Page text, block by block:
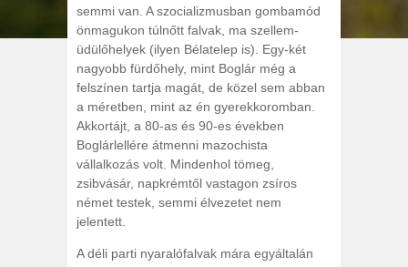
semmi van. A szocializmusban gombamód
önmagukon túlnőtt falvak, ma szellem-
üdülőhelyek (ilyen Bélatelep is). Egy-két
nagyobb fürdőhely, mint Boglár még a
felszínen tartja magát, de közel sem abban
a méretben, mint az én gyerekkoromban.
Akkortájt, a 80-as és 90-es években
Boglárlellére átmenni mazochista
vállalkozás volt. Mindenhol tömeg,
zsibvásár, napkrémtől vastagon zsíros
német testek, semmi élvezetet nem
jelentett.
A déli parti nyaralófalvak mára egyáltalán